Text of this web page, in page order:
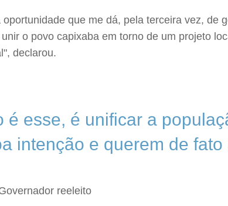
que me dá, pela terceira vez,
o povo capixaba em torno de um projeto
declarou.
é esse, é unificar a
intenção e querem de
reeleito